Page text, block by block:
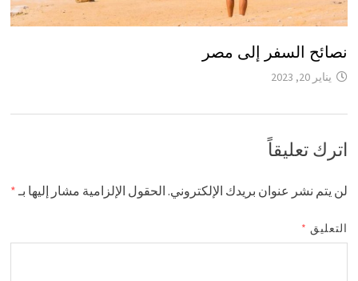
نصائح السفر إلى مصر
يناير 20, 2023
اترك تعليقاً
لن يتم نشر عنوان بريدك الإلكتروني. الحقول الإلزامية مشار إليها بـ*
التعليق *